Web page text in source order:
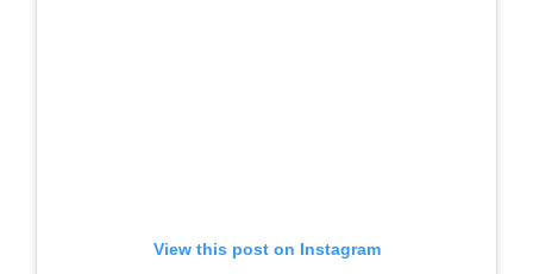
View this post on Instagram